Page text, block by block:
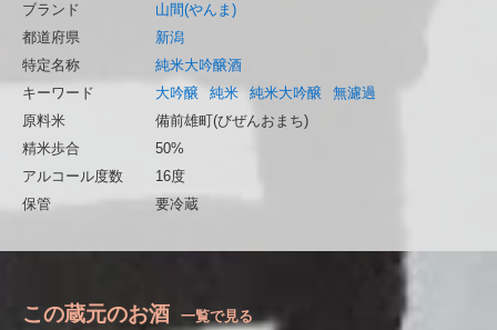
ブランド
山間(やんま)
都道府県
新潟
特定名称
純米大吟醸酒
キーワード
大吟醸 純米 純米大吟醸
無濾過
原料米
備前雄町(びぜんおまち)
精米歩合
50%
アルコール度数
16度
保管
要冷蔵
この蔵元のお酒 一覧で見る